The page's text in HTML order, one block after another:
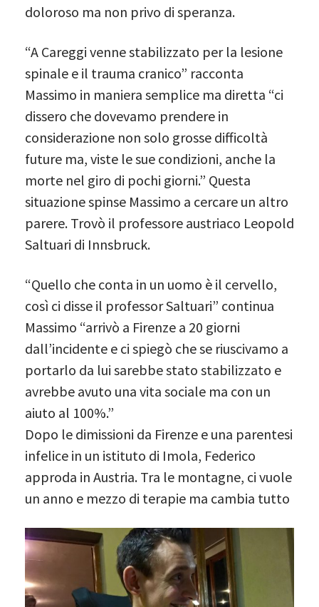
doloroso ma non privo di speranza.
“A Careggi venne stabilizzato per la lesione
spinale e il trauma cranico” racconta
Massimo in maniera semplice ma diretta “ci
dissero che dovevamo prendere in
considerazione non solo grosse difficoltà
future ma, viste le sue condizioni, anche la
morte nel giro di pochi giorni.” Questa
situazione spinse Massimo a cercare un altro
parere. Trovò il professore austriaco Leopold
Saltuari di Innsbruck.
“Quello che conta in un uomo è il cervello,
così ci disse il professor Saltuari” continua
Massimo “arrivò a Firenze a 20 giorni
dall’incidente e ci spiegò che se riuscivamo a
portarlo da lui sarebbe stato stabilizzato e
avrebbe avuto una vita sociale ma con un
aiuto al 100%.”
Dopo le dimissioni da Firenze e una parentesi
infelice in un istituto di Imola, Federico
approda in Austria. Tra le montagne, ci vuole
un anno e mezzo di terapie ma cambia tutto